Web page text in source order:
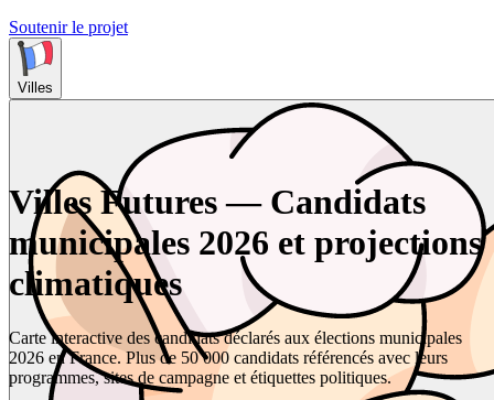
Soutenir le projet
Villes
Villes Futures — Candidats
municipales 2026 et projections
climatiques
Carte interactive des candidats déclarés aux élections municipales
2026 en France. Plus de 50 000 candidats référencés avec leurs
programmes, sites de campagne et étiquettes politiques.